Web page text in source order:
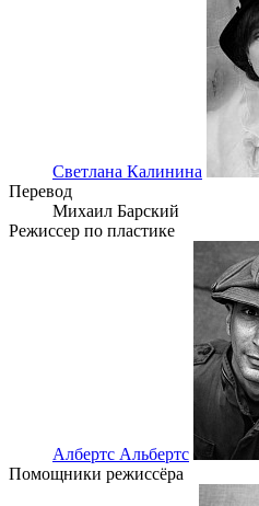
Светлана Калинина
Перевод
Михаил Барский
Режиссер по пластике
Албертс Альбертс
Помощники режиссёра